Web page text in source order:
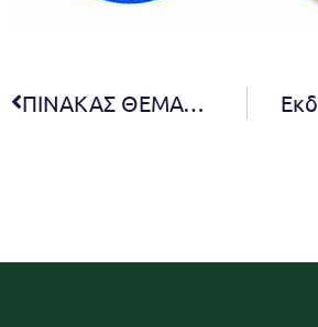
ΠΙΝΑΚΑΣ ΘΕΜΑΤΩΝ ΤΗΣ 3ης ΣΥΝΕΔΡΙΑΣΗΣ ΤΗΣ ΔΗΜΟΤΙΚΗΣ ΕΠΙΤΡΟΠΗΣ